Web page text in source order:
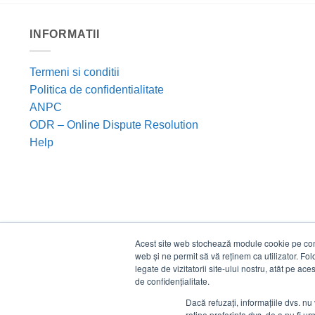
Acest site web stochează module cookie pe
web și ne permit să vă reținem ca utilizator.
legate de vizitatorii site-ului nostru, atât pe
de confidențialitate.
Dacă refuzați, informațiile dvs.
INFORMATII
Termeni si conditii
Politica de confidentialitate
ANPC
ODR – Online Dispute Resolution
Help